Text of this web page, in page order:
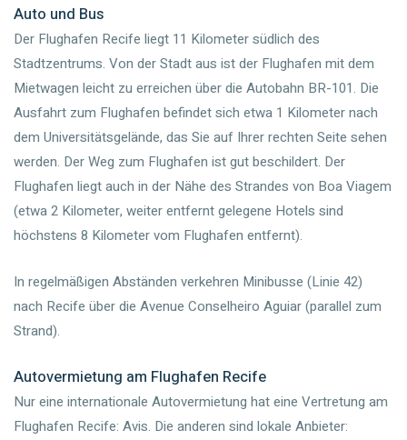
Auto und Bus
Der Flughafen Recife liegt 11 Kilometer südlich des
Stadtzentrums. Von der Stadt aus ist der Flughafen mit dem
Mietwagen leicht zu erreichen über die Autobahn BR-101. Die
Ausfahrt zum Flughafen befindet sich etwa 1 Kilometer nach
dem Universitätsgelände, das Sie auf Ihrer rechten Seite sehen
werden. Der Weg zum Flughafen ist gut beschildert. Der
Flughafen liegt auch in der Nähe des Strandes von Boa Viagem
(etwa 2 Kilometer, weiter entfernt gelegene Hotels sind
höchstens 8 Kilometer vom Flughafen entfernt).
In regelmäßigen Abständen verkehren Minibusse (Linie 42)
nach Recife über die Avenue Conselheiro Aguiar (parallel zum
Strand).
Autovermietung am Flughafen Recife
Nur eine internationale Autovermietung hat eine Vertretung am
Flughafen Recife: Avis. Die anderen sind lokale Anbieter: